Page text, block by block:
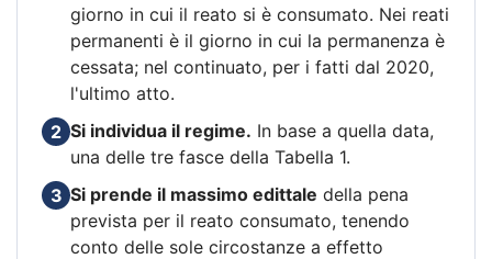
giorno in cui il reato si è consumato. Nei reati
permanenti è il giorno in cui la permanenza è
cessata; nel continuato, per i fatti dal 2020,
l'ultimo atto.
2 Si individua il regime. In base a quella data,
una delle tre fasce della Tabella 1.
3 Si prende il massimo edittale della pena
prevista per il reato consumato, tenendo
conto delle sole circostanze a effetto